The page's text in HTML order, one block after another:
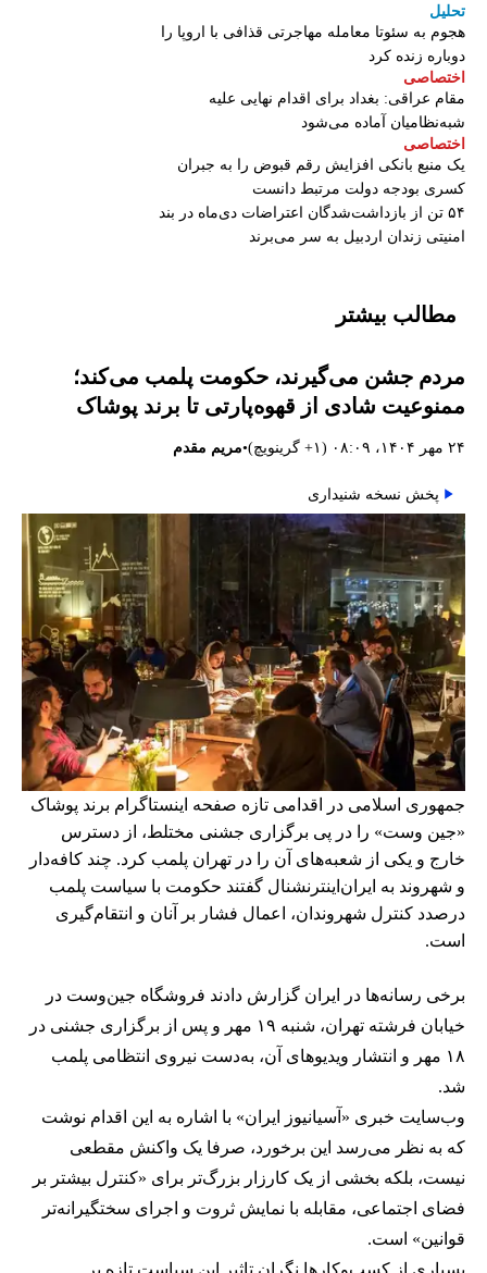
تحلیل
هجوم به سئوتا معامله مهاجرتی قذافی با اروپا را
دوباره زنده کرد
اختصاصی
مقام عراقی: بغداد برای اقدام نهایی علیه
شبه‌نظامیان آماده می‌شود
اختصاصی
یک منبع بانکی افزایش رقم قبوض را به جبران
کسری بودجه دولت مرتبط دانست
۵۴ تن از بازداشت‌شدگان اعتراضات دی‌ماه در بند
امنیتی زندان اردبیل به سر می‌برند
مطالب بیشتر
مردم جشن می‌گیرند، حکومت پلمب می‌کند؛
ممنوعیت شادی از قهوه‌پارتی تا برند پوشاک
۲۴ مهر ۱۴۰۴، ۰۸:۰۹ (‎+۱ گرینویچ) •مریم مقدم
پخش نسخه شنیداری
جمهوری اسلامی در اقدامی تازه صفحه اینستاگرام برند پوشاک
«جین وست» را در پی برگزاری جشنی مختلط، از دسترس
خارج و یکی از شعبه‌های آن را در تهران پلمب کرد. چند کافه‌‌دار
و شهروند به ایران‌اینترنشنال گفتند حکومت با سیاست پلمب
درصدد کنترل شهروندان، اعمال فشار بر آنان و انتقام‌گیری
است.
برخی رسانه‌ها در ایران گزارش دادند فروشگاه جین‌وست در
خیابان فرشته تهران، شنبه ۱۹ مهر و پس از برگزاری جشنی در
۱۸ مهر و انتشار ویدیوهای آن، به‌دست نیروی انتظامی پلمب
شد.
وب‌سایت خبری «آسیانیوز ایران» با اشاره به این اقدام نوشت
که به نظر می‌رسد این برخورد، صرفا یک واکنش مقطعی
نیست، بلکه بخشی از یک کارزار بزرگ‌تر برای «کنترل بیشتر بر
فضای اجتماعی، مقابله با نمایش ثروت و اجرای سختگیرانه‌تر
قوانین» است.